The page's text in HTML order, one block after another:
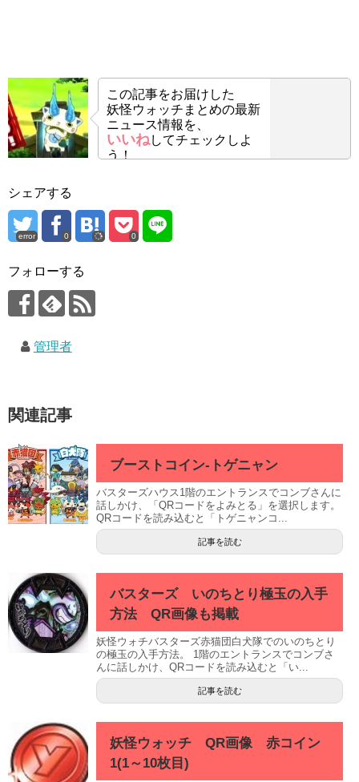
この記事をお届けした
妖怪ウォッチまとめの最新
ニュース情報を、
いいねしてチェックしよ
う！
シェアする
error 0 0
フォローする
管理者
関連記事
ブーストコイン-トゲニャン
バスターズハウス1階のエントランスでコンブさんに
話しかけ、「QRコードをよみとる」を選択します。
QRコードを読み込むと「トゲニャンコ...
記事を読む
バスターズ いのちとり極玉の入手
方法 QR画像も掲載
妖怪ウォチバスターズ赤猫団白犬隊でのいのちとり
の極玉の入手方法。 1階のエントランスでコンブさ
んに話しかけ、QRコードを読み込むと「い...
記事を読む
妖怪ウォッチ QR画像 赤コイン
1(1～10枚目)